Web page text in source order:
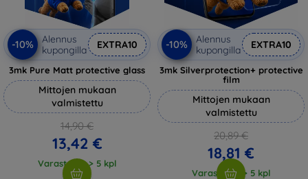
-10%
Alennus
kupongilla
EXTRA10
3mk Pure Matt protective glass
Mittojen mukaan
valmistettu
14,90 €
13,42 €
Varastossa > 5 kpl
-10%
Alennus
kupongilla
EXTRA10
3mk Silverprotection+ protective
film
Mittojen mukaan
valmistettu
20,89 €
18,81 €
Varastossa > 5 kpl